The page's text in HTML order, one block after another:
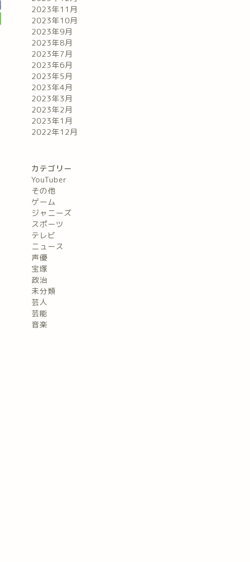
2023年11月
2023年10月
2023年9月
2023年8月
2023年7月
2023年6月
2023年5月
2023年4月
2023年3月
2023年2月
2023年1月
2022年12月
カテゴリー
YouTuber
その他
ゲーム
ジャニーズ
スポーツ
テレビ
ニュース
声優
宝塚
政治
未分類
芸人
芸能
音楽